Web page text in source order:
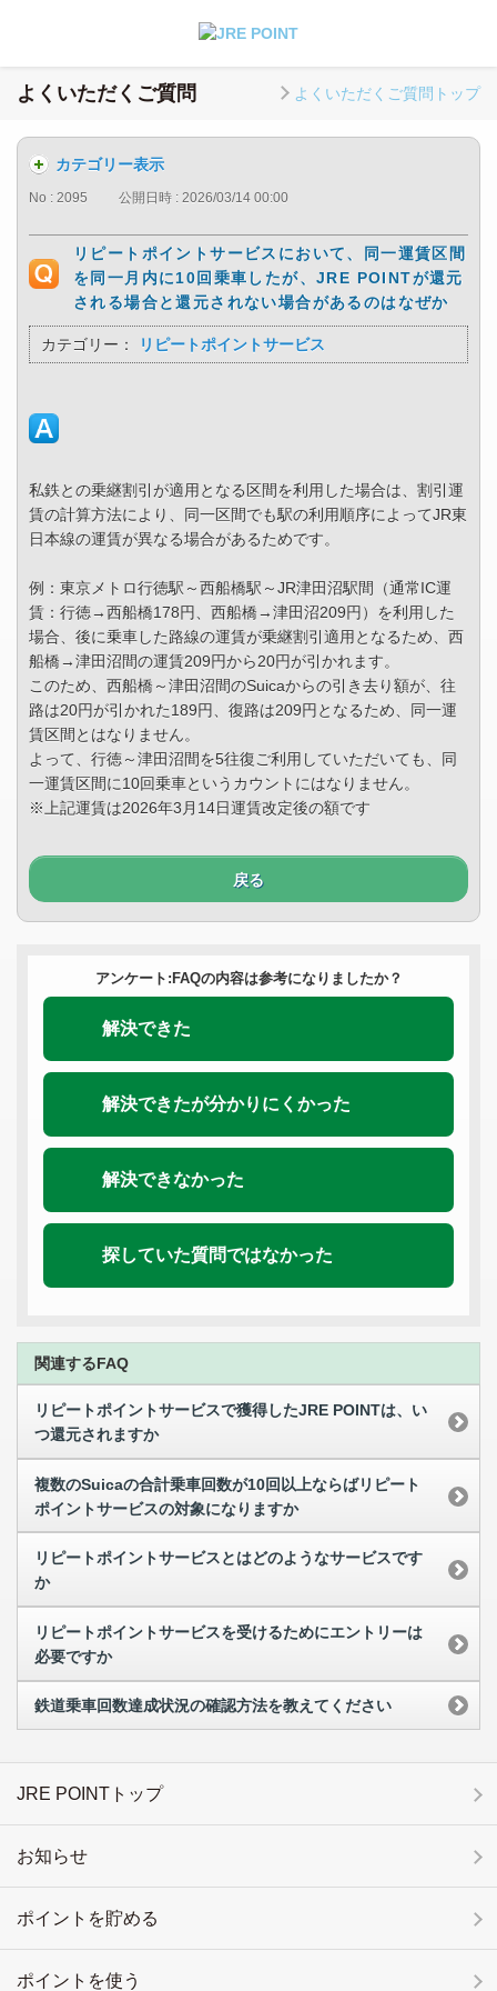
よくいただくご質問 よくいただくご質問トップ
カテゴリー表示
No : 2095 公開日時 : 2026/03/14 00:00
リピートポイントサービスにおいて、同一運賃区間
を同一月内に10回乗車したが、JRE POINTが還元
される場合と還元されない場合があるのはなぜか
カテゴリー： リピートポイントサービス
私鉄との乗継割引が適用となる区間を利用した場合は、割引運
賃の計算方法により、同一区間でも駅の利用順序によってJR東
日本線の運賃が異なる場合があるためです。
例：東京メトロ行徳駅～西船橋駅～JR津田沼駅間（通常IC運
賃：行徳→西船橋178円、西船橋→津田沼209円）を利用した
場合、後に乗車した路線の運賃が乗継割引適用となるため、西
船橋→津田沼間の運賃209円から20円が引かれます。
このため、西船橋～津田沼間のSuicaからの引き去り額が、往
路は20円が引かれた189円、復路は209円となるため、同一運
賃区間とはなりません。
よって、行徳～津田沼間を5往復ご利用していただいても、同
一運賃区間に10回乗車というカウントにはなりません。
※上記運賃は2026年3月14日運賃改定後の額です
戻る
アンケート:FAQの内容は参考になりましたか？
解決できた
解決できたが分かりにくかった
解決できなかった
探していた質問ではなかった
関連するFAQ
リピートポイントサービスで獲得したJRE POINTは、い
つ還元されますか
複数のSuicaの合計乗車回数が10回以上ならばリピート
ポイントサービスの対象になりますか
リピートポイントサービスとはどのようなサービスです
か
リピートポイントサービスを受けるためにエントリーは
必要ですか
鉄道乗車回数達成状況の確認方法を教えてください
JRE POINTトップ
お知らせ
ポイントを貯める
ポイントを使う